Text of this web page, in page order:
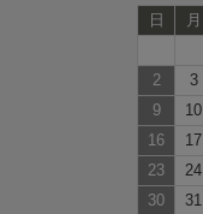
日 月
2
3
9
10
16
17
23
24
30
31